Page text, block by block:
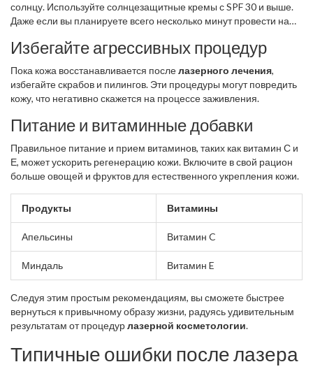
солнцу. Используйте солнцезащитные кремы с SPF 30 и выше.
Даже если вы планируете всего несколько минут провести на
Избегайте агрессивных процедур
Пока кожа восстанавливается послелазерного лечения,
избегайте скрабов и пилингов. Эти процедуры могут повредить
кожу, что негативно скажется на процессе заживления.
Питание и витаминные добавки
Правильное питание и прием витаминов, таких как витамин С и
Е, может ускорить регенерацию кожи. Включите в свой рацион
больше овощей и фруктов для естественного укрепления кожи.
Продукты Витамины
Апельсины Витамин C
Миндаль Витамин E
Следуя этим простым рекомендациям, вы сможете быстрее
вернуться к привычному образу жизни, радуясь удивительным
результатам от процедурлазерной косметологии.
Типичные ошибки после лазера